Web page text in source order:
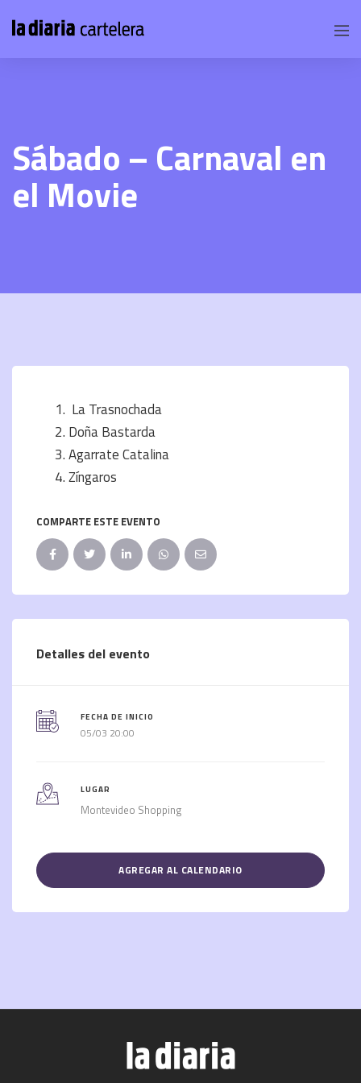
Sábado – Carnaval en
el Movie
La Trasnochada
Doña Bastarda
Agarrate Catalina
Zíngaros
COMPARTE ESTE EVENTO
Detalles del evento
FECHA DE INICIO
05/03 20:00
LUGAR
Montevideo Shopping
AGREGAR AL CALENDARIO